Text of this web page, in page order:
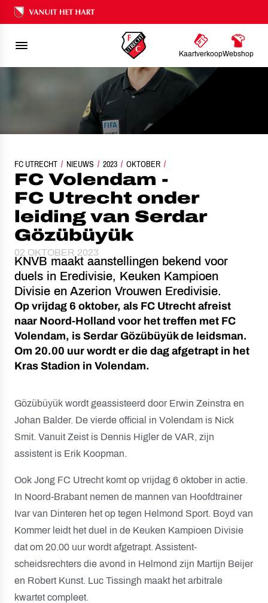
Ons nalatenschap
KaartverkoopWebshop
FC UTRECHT NIEUWS 2023 OKTOBER
FC VOLENDAM - FC UTRECHT ONDER LEIDING VAN SERDAR
FC Volendam -
FC Utrecht onder
leiding van Serdar
Gözübüyük
02 OKTOBER 2023
KNVB maakt aanstellingen bekend voor
duels in Eredivisie, Keuken Kampioen
Divisie en Azerion Vrouwen Eredivisie.
Op vrijdag 6 oktober, als FC Utrecht afreist
naar Noord-Holland voor het treffen met FC
Volendam, is Serdar Gözübüyük de leidsman.
Om 20.00 uur wordt er die dag afgetrapt in het
Kras Stadion in Volendam.
Gözübüyük wordt geassisteerd door Erwin Zeinstra en
Johan Balder. De vierde official in Volendam is Nick
Smit. Vanuit Zeist is Dennis Higler de VAR, zijn
assistent is Erik Koopman.
Ook Jong FC Utrecht komt op vrijdag 6 oktober in actie.
In Noord-Brabant nemen de mannen van Hoofdtrainer
Ivar van Dinteren het op tegen Helmond Sport. Boyd van
Kommer leidt het duel in de Keuken Kampioen Divisie
dat om 20.00 uur wordt afgetrapt. Assistent-
scheidsrechters die avond in Helmond zijn Martijn Beijer
en Robert Kunst. Luc Tissingh maakt het arbitrale
kwartet compleet.